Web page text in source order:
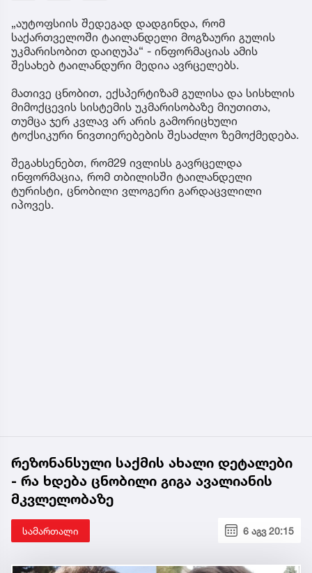
„აუტოფსიის შედეგად დადგინდა, რომ
საქართველოში ტაილანდელი მოგზაური გულის
უკმარისობით დაიღუპა“ - ინფორმაციას ამის
შესახებ ტაილანდური მედია ავრცელებს.
მათივე ცნობით, ექსპერტიზამ გულისა და სისხლის
მიმოქცევის სისტემის უკმარისობაზე მიუთითა,
თუმცა ჯერ კვლავ არ არის გამორიცხული
ტოქსიკური ნივთიერებების შესაძლო ზემოქმედება.
შეგახსენებთ, რომ29 ივლისს გავრცელდა
ინფორმაცია, რომ თბილისში ტაილანდელი
ტურისტი, ცნობილი ვლოგერი გარდაცვლილი
იპოვეს.
რეზონანსული საქმის ახალი დეტალები
- რა ხდება ცნობილი გიგა ავალიანის
მკვლელობაზე
სამართალი 6 აგვ 20:15